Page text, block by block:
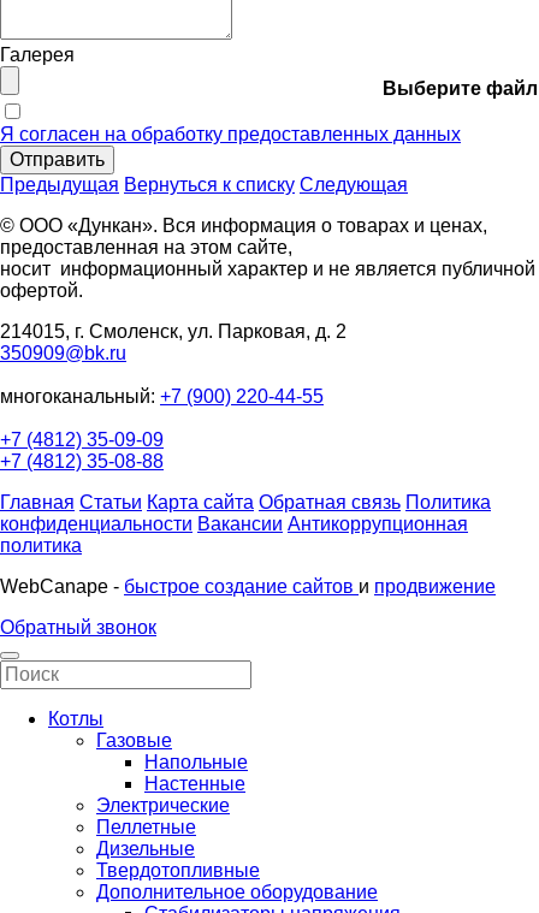
Галерея
Выберите файл
Я согласен на обработку предоставленных данных
Отправить
Предыдущая Вернуться к списку Следующая
© ООО «Дункан». Вся информация о товарах и ценах,
предоставленная на этом сайте,
носит информационный характер и не является публичной
офертой.
214015, г. Смоленск, ул. Парковая, д. 2
350909@bk.ru
многоканальный: +7 (900) 220-44-55
+7 (4812) 35-09-09
+7 (4812) 35-08-88
Главная Статьи Карта сайта Обратная связь Политика
конфиденциальности Вакансии Антикоррупционная
политика
WebCanape - быстрое создание сайтов и продвижение
Обратный звонок
Котлы
Газовые
Напольные
Настенные
Электрические
Пеллетные
Дизельные
Твердотопливные
Дополнительное оборудование